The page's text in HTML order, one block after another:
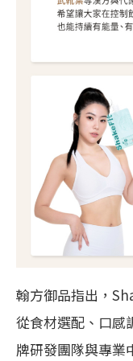
翰方御品指出，
從食材選配、口感
牌研發團隊與專業